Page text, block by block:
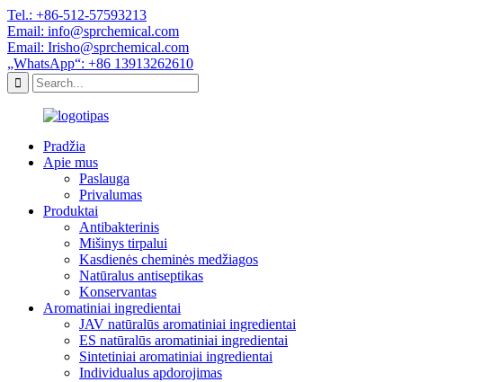
Tel.: +86-512-57593213
Email: info@sprchemical.com
Email: Irisho@sprchemical.com
„WhatsApp“: +86 13913262610
Pradžia
Apie mus
Paslauga
Privalumas
Produktai
Antibakterinis
Mišinys tirpalui
Kasdienės cheminės medžiagos
Natūralus antiseptikas
Konservantas
Aromatiniai ingredientai
JAV natūralūs aromatiniai ingredientai
ES natūralūs aromatiniai ingredientai
Sintetiniai aromatiniai ingredientai
Individualus apdorojimas